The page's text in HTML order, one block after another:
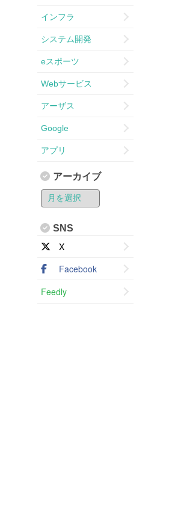
インフラ
システム開発
eスポーツ
Webサービス
アーザス
Google
アプリ
アーカイブ
SNS
X
Facebook
Feedly